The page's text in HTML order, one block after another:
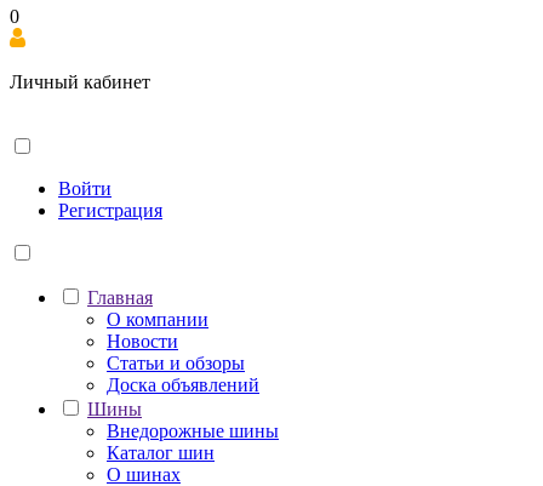
0
Личный кабинет
Войти
Регистрация
Главная
О компании
Новости
Статьи и обзоры
Доска объявлений
Шины
Внедорожные шины
Каталог шин
О шинах